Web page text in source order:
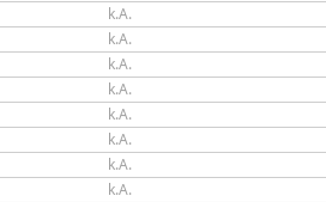
k.A.
k.A.
k.A.
k.A.
k.A.
k.A.
k.A.
k.A.